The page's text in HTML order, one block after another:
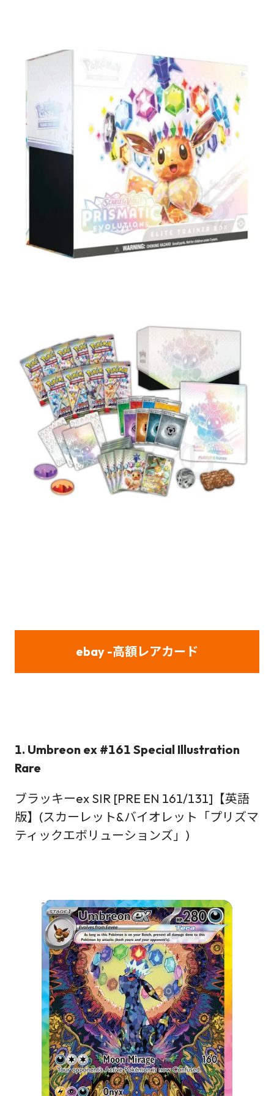
ebay -高額レアカード
1. Umbreon ex #161 Special Illustration
Rare
ブラッキーex SIR [PRE EN 161/131]【英語
版】(スカーレット&バイオレット「プリズマ
ティックエボリューションズ」)